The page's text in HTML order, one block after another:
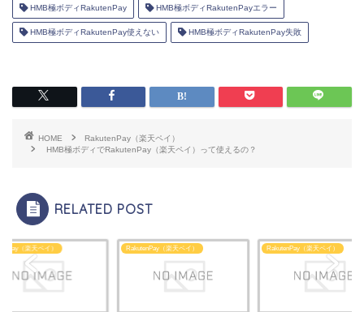
HMB極ボディRakutenPay HMB極ボディRakutenPayエラー
HMB極ボディRakutenPay使えない HMB極ボディRakutenPay失敗
HOME
RakutenPay（楽天ペイ）
HMB極ボディでRakutenPay（楽天ペイ）って使えるの？
RELATED POST
（楽天ペイ） RakutenPay（楽天ペイ） RakutenPay（楽天ペイ）